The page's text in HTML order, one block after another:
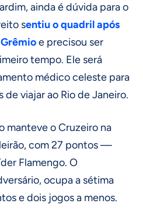
ainda é dúvida para o
sentiu o quadril após
e precisou ser
tempo. Ele será
médico celeste para
viajar ao Rio de Janeiro.
manteve o Cruzeiro na
com 27 pontos —
Flamengo. O
ocupa a sétima
e dois jogos a menos.